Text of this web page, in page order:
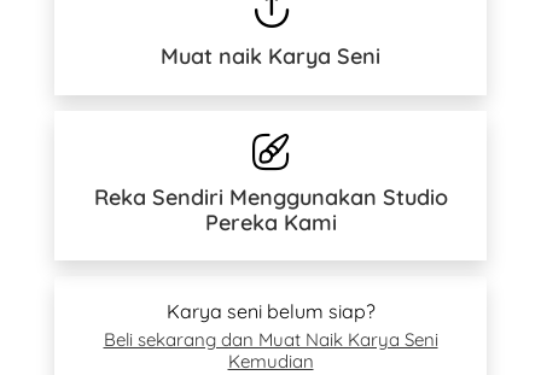
Muat naik Karya Seni
Reka Sendiri Menggunakan Studio
Pereka Kami
Karya seni belum siap?
Beli sekarang dan Muat Naik Karya Seni
Kemudian